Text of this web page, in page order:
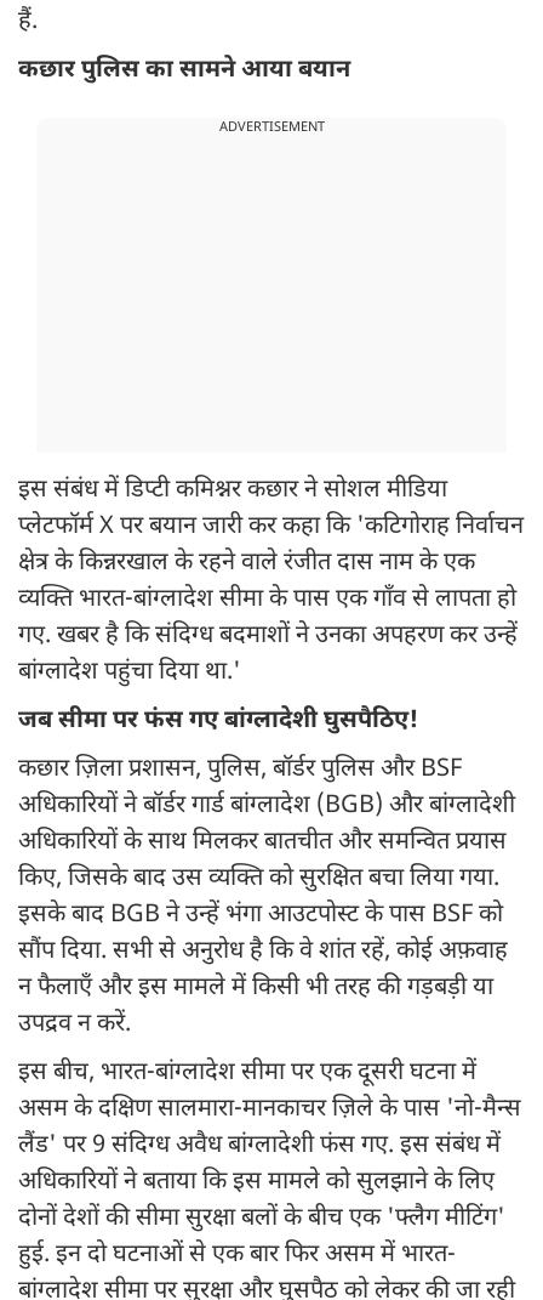
हैं.
कछार पुलिस का सामने आया बयान
ADVERTISEMENT
इस संबंध में डिप्टी कमिश्नर कछार ने सोशल मीडिया
प्लेटफॉर्म X पर बयान जारी कर कहा कि 'कटिगोराह निर्वाचन
क्षेत्र के किन्नरखाल के रहने वाले रंजीत दास नाम के एक
व्यक्ति भारत-बांग्लादेश सीमा के पास एक गाँव से लापता हो
गए. खबर है कि संदिग्ध बदमाशों ने उनका अपहरण कर उन्हें
बांग्लादेश पहुंचा दिया था.'
जब सीमा पर फंस गए बांग्लादेशी घुसपैठिए!
कछार ज़िला प्रशासन, पुलिस, बॉर्डर पुलिस और BSF
अधिकारियों ने बॉर्डर गार्ड बांग्लादेश (BGB) और बांग्लादेशी
अधिकारियों के साथ मिलकर बातचीत और समन्वित प्रयास
किए, जिसके बाद उस व्यक्ति को सुरक्षित बचा लिया गया.
इसके बाद BGB ने उन्हें भंगा आउटपोस्ट के पास BSF को
सौंप दिया. सभी से अनुरोध है कि वे शांत रहें, कोई अफ़वाह
न फैलाएँ और इस मामले में किसी भी तरह की गड़बड़ी या
उपद्रव न करें.
इस बीच, भारत-बांग्लादेश सीमा पर एक दूसरी घटना में
असम के दक्षिण सालमारा-मानकाचर ज़िले के पास 'नो-मैन्स
लैंड' पर 9 संदिग्ध अवैध बांग्लादेशी फंस गए. इस संबंध में
अधिकारियों ने बताया कि इस मामले को सुलझाने के लिए
दोनों देशों की सीमा सुरक्षा बलों के बीच एक 'फ्लैग मीटिंग'
हुई. इन दो घटनाओं से एक बार फिर असम में भारत-
बांग्लादेश सीमा पर सुरक्षा और घुसपैठ को लेकर की जा रही